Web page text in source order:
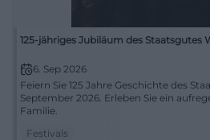
125-jähriges Jubiläum des Staatsgutes
6. Sep 2026
Feiern Sie 125 Jahre Geschichte des
September 2026. Erleben Sie ein
Familie.
Festivals